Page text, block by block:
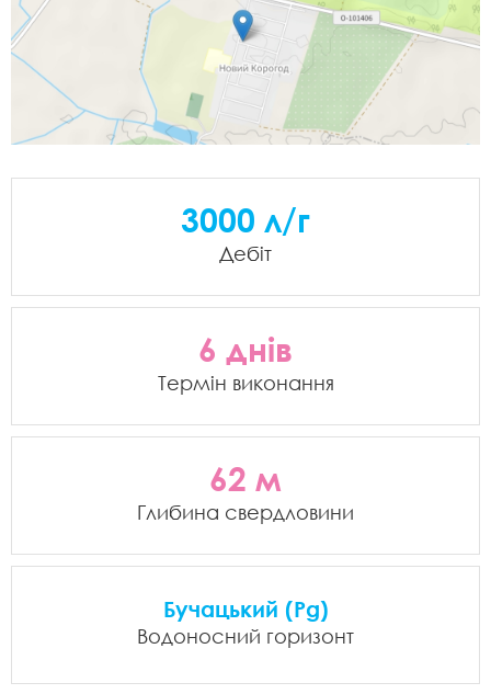
3000 л/г
Дебіт
6 днів
Термін виконання
62 м
Глибина свердловини
Бучацький (Pg)
Водоносний горизонт